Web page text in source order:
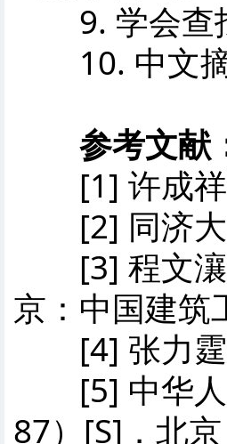
9. 学会查
10. 中文摘
参考文献
[1] 许成祥
[2] 同济大
[3] 程文瀼
京：中国建筑
[4] 张力霆
[5] 中华人
87）[S]．北